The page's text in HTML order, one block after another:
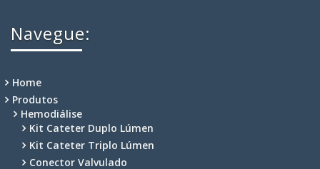
Navegue:
Home
Produtos
Hemodiálise
Kit Cateter Duplo Lúmen
Kit Cateter Triplo Lúmen
Conector Valvulado